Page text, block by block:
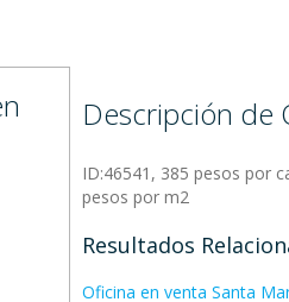
Descripción de
ID:46541, 385 pesos por
pesos por m2
Resultados
Oficina en venta Santa